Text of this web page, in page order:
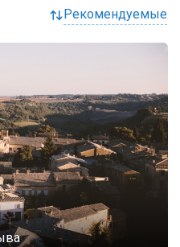
рекомендуемые